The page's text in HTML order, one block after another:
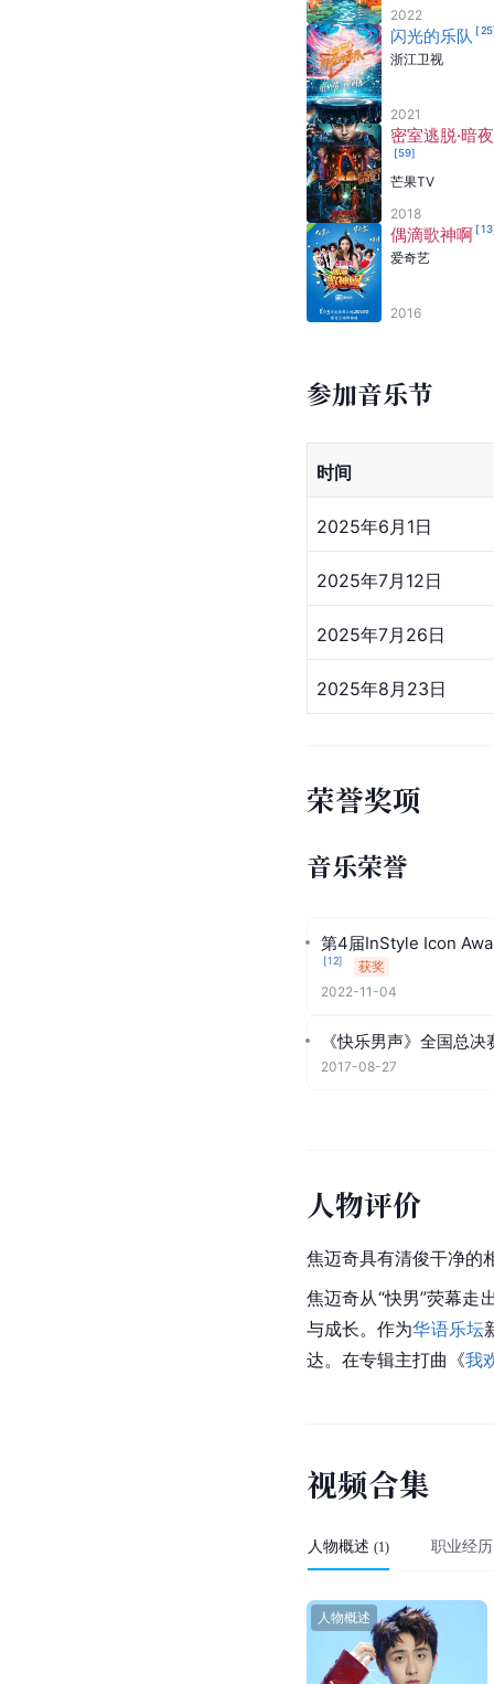
2022
闪光的乐队 [25
浙江卫视
2021
密室逃脱·暗
[59]
芒果TV
2018
偶滴歌神啊 [13
爱奇艺
2016
参加音乐节
时间
2025年6月1日
2025年7月12日
2025年7月26日
2025年8月23日
荣誉奖项
音乐荣誉
第4届InStyle Icon
[12]
获奖
2022-11-04
《快乐男声》全国总决
2017-08-27
人物评价
焦迈奇具有清俊干净的
焦迈奇从“快男”荧幕走
与成长。作为华语乐坛
达。在专辑主打曲《我
视频合集
人物概述 (1) 职业经历
人物概述